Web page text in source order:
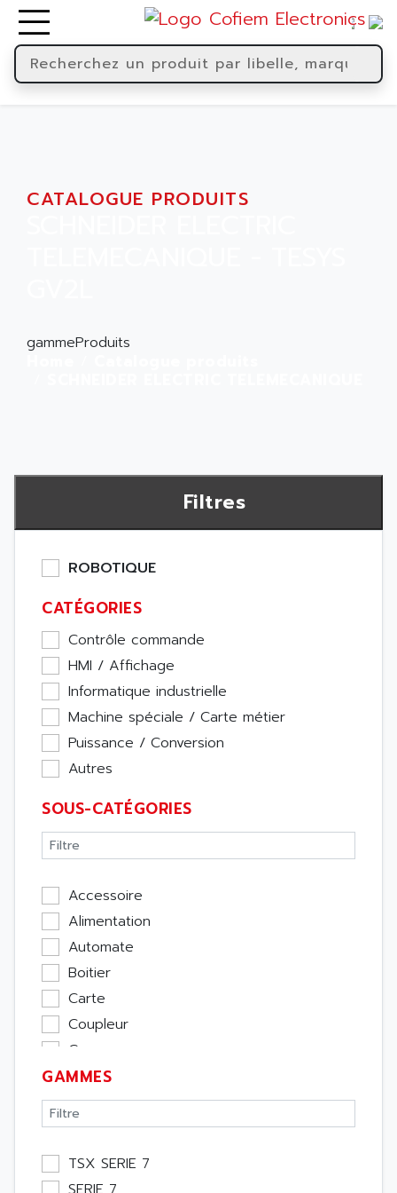
CATALOGUE PRODUITS
gammeProduits
Filtres
ROBOTIQUE
CATÉGORIES
Contrôle commande
HMI / Affichage
Informatique industrielle
Machine spéciale / Carte métier
Puissance / Conversion
Autres
SOUS-CATÉGORIES
Accessoire
Alimentation
Automate
Boitier
Carte
Coupleur
Cpu
Ecran
Entrée / Sortie
Memoire
Module Métier
Moteur
GAMMES
TSX SERIE 7